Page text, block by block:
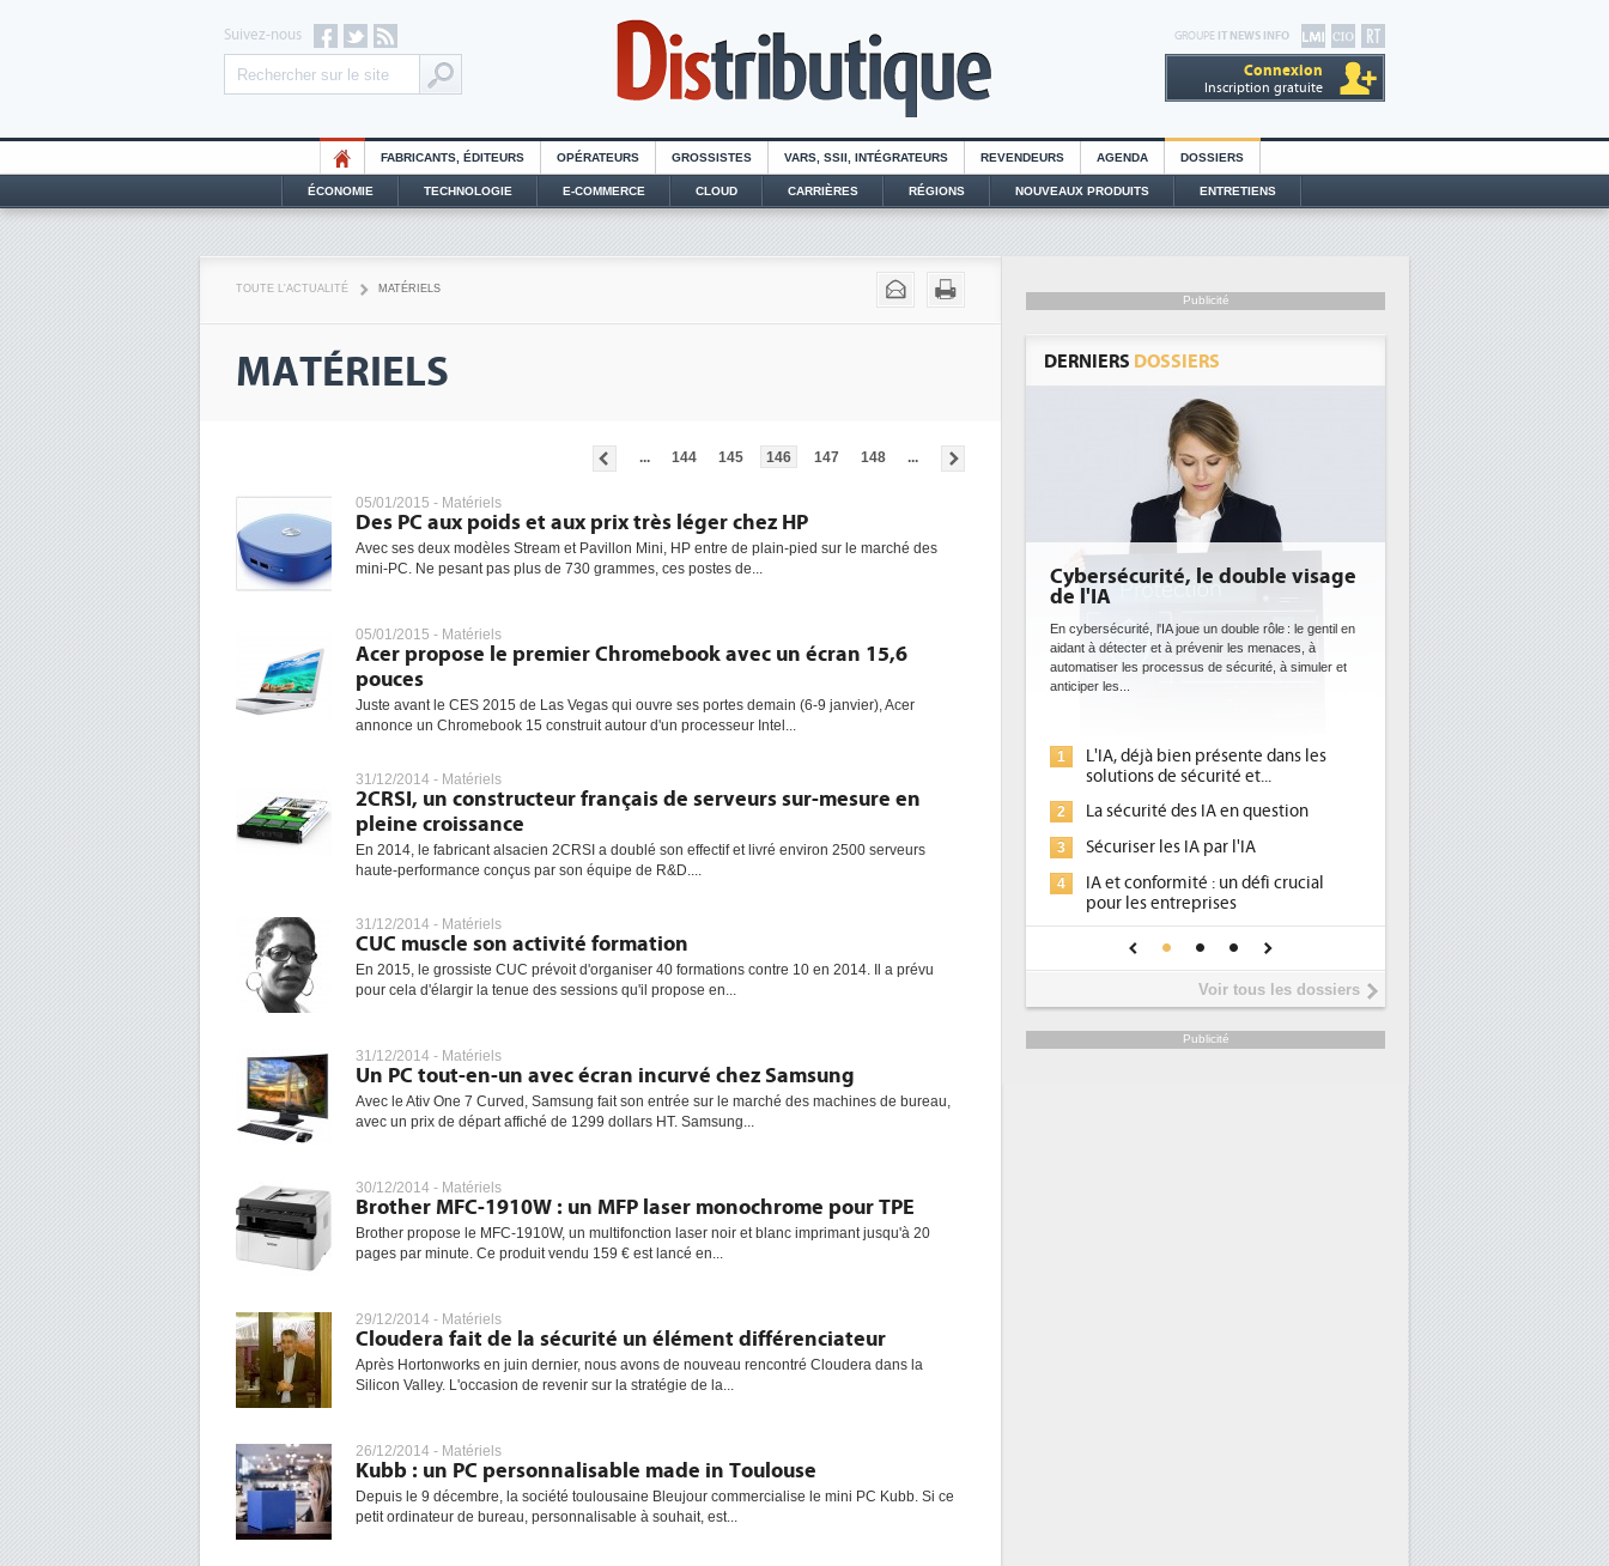
GROUPE IT NEWS INFO
Connexion
Inscription gratuite
Suivez-nous
FABRICANTS, ÉDITEURS OPÉRATEURS GROSSISTES VARS, SSII, INTÉGRATEURS REVENDEURS AGENDA DOSSIERS
ÉCONOMIE TECHNOLOGIE E-COMMERCE CLOUD CARRIÈRES RÉGIONS NOUVEAUX PRODUITS ENTRETIENS
TOUTE L'ACTUALITÉ MATÉRIELS
MATÉRIELS
... 144 145 146 147 148 ...
05/01/2015 - Matériels
Des PC aux poids et aux prix très léger chez HP
Avec ses deux modèles Stream et Pavillon Mini, HP entre de plain-pied sur le marché des
mini-PC. Ne pesant pas plus de 730 grammes, ces postes de...
05/01/2015 - Matériels
Acer propose le premier Chromebook avec un écran 15,6
pouces
Juste avant le CES 2015 de Las Vegas qui ouvre ses portes demain (6-9 janvier), Acer
annonce un Chromebook 15 construit autour d'un processeur Intel...
31/12/2014 - Matériels
2CRSI, un constructeur français de serveurs sur-mesure en
pleine croissance
En 2014, le fabricant alsacien 2CRSI a doublé son effectif et livré environ 2500 serveurs
haute-performance conçus par son équipe de R&D....
31/12/2014 - Matériels
CUC muscle son activité formation
En 2015, le grossiste CUC prévoit d'organiser 40 formations contre 10 en 2014. Il a prévu
pour cela d'élargir la tenue des sessions qu'il propose en...
31/12/2014 - Matériels
Un PC tout-en-un avec écran incurvé chez Samsung
Avec le Ativ One 7 Curved, Samsung fait son entrée sur le marché des machines de bureau,
avec un prix de départ affiché de 1299 dollars HT. Samsung...
30/12/2014 - Matériels
Brother MFC-1910W : un MFP laser monochrome pour TPE
Brother propose le MFC-1910W, un multifonction laser noir et blanc imprimant jusqu'à 20
pages par minute. Ce produit vendu 159 € est lancé en...
29/12/2014 - Matériels
Cloudera fait de la sécurité un élément différenciateur
Après Hortonworks en juin dernier, nous avons de nouveau rencontré Cloudera dans la
Silicon Valley. L'occasion de revenir sur la stratégie de la...
26/12/2014 - Matériels
Kubb : un PC personnalisable made in Toulouse
Depuis le 9 décembre, la société toulousaine Bleujour commercialise le mini PC Kubb. Si ce
petit ordinateur de bureau, personnalisable à souhait, est...
Publicité
DERNIERS DOSSIERS
Cybersécurité, le double visage
de l'IA
En cybersécurité, l'IA joue un double rôle : le gentil en
aidant à détecter et à prévenir les menaces, à
automatiser les processus de sécurité, à simuler et
anticiper les...
L'IA, déjà bien présente dans les
solutions de sécurité et...
La sécurité des IA en question
Sécuriser les IA par l'IA
IA et conformité : un défi crucial
pour les entreprises
Une IA de confiance pour une IA
6
Voir tous les dossiers
Publicité